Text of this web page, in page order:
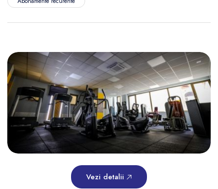
Vezi detalii